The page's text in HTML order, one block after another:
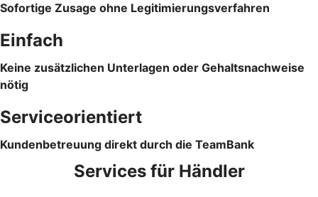
Sofortige Zusage ohne Legitimierungsverfahren
Einfach
Keine zusätzlichen Unterlagen oder Gehaltsnachweise
nötig
Serviceorientiert
Kundenbetreuung direkt durch die TeamBank
Services für Händler